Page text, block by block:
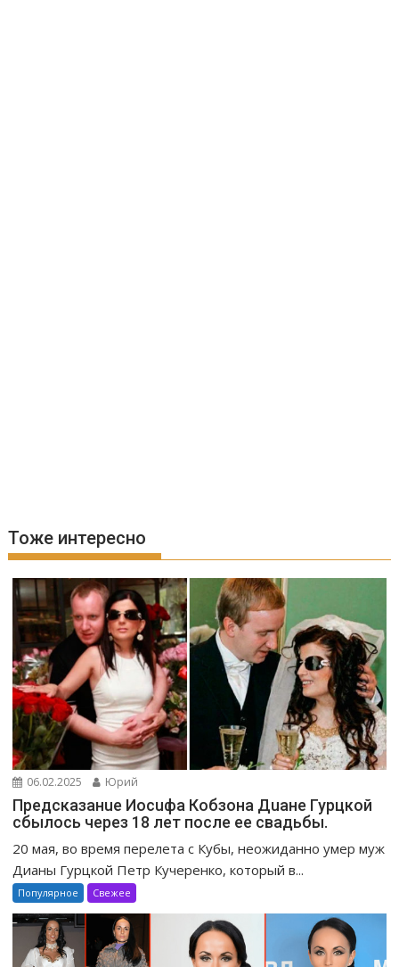
Тоже интересно
06.02.2025 Юрий
Предсказанuе Иосuфа Кобзона Дuане Гурцкой
сбылось через 18 лет после ее свадьбы.
20 мая, во время перелета с Кубы, неожиданно умер муж
Дианы Гурцкой Петр Кучеренко, который в...
Популярное Свежее